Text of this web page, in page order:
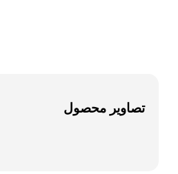
تصاویر محصول